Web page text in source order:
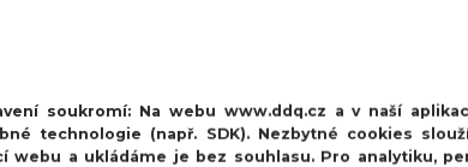
špičkovou kvalitu
flexibilitu a vynikající kompatibilitu
produktu
karta, PIN kód, QR kód, DTMF, mobilní telefon
soukromí: Na webu www.ddq.cz a v naší
technologie (např. SDK). Nezbytné cookies
webu a ukládáme je bez souhlasu. Pro analytiku,